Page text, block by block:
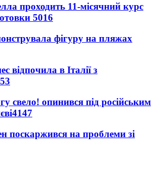
проходить 11-місячний курс
5016
фігуру на пляжах
відпочила в Італії з
свело! опинився під російським
4147
поскаржився на проблеми зі